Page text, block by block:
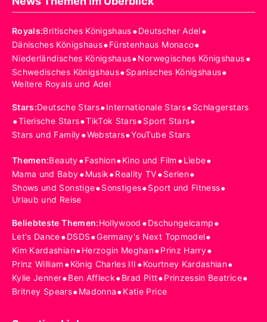
Royals:Britisches Königshaus•Deutscher Adel•
Dänisches Königshaus•Fürstenhaus Monaco•
Niederländisches Königshaus•Norwegisches Königshaus•
Schwedisches Königshaus•Spanisches Königshaus•
Weitere Royals und Adel
Stars:Deutsche Stars•Internationale Stars•Schlagerstars
•Tierische Stars•TikTok Stars•Sport Stars•
Stars und Family•Webstars•YouTube Stars
Themen:Beauty•Fashion•Kino und Film •Liebe•
Mama und Baby•Musik•Reality TV•Serien•
Shows und Sonstige•Sonstiges•Sport und Fitness•
Urlaub und Reise
Beliebteste Themen:Hollywood •Dschungelcamp•
Let's Dance•DSDS•Germany's Next Topmodel•
Kim Kardashian•Herzogin Meghan•Prinz Harry•
Prinz William •König Charles III •Kourtney Kardashian•
Kylie Jenner•Ben Affleck•Brad Pitt•Prinzessin Beatrice•
Britney Spears•Madonna•Katie Price